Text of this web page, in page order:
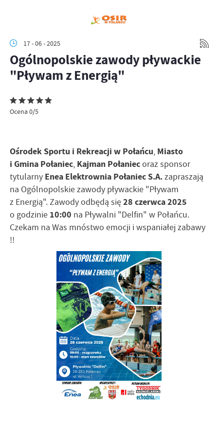
17 - 06 - 2025
Ogólnopolskie zawody pływackie
"Pływam z Energią"
Ocena 0/5
Ośrodek Sportu i Rekreacji w Połańcu, Miasto
i Gmina Połaniec, Kajman Połaniecoraz sponsor
tytularny Enea Elektrownia Połaniec S.A.zapraszają
na Ogólnopolskie zawody pływackie "Pływam
z Energią". Zawody odbędą się28 czerwca 2025
o godzinie 10:00 na Pływalni "Delfin" w Połańcu.
Czekam na Was mnóstwo emocji i wspaniałej zabawy
!!